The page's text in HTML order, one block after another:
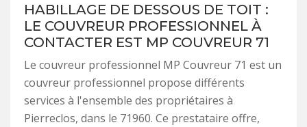
HABILLAGE DE DESSOUS DE TOIT :
LE COUVREUR PROFESSIONNEL À
CONTACTER EST MP COUVREUR 71
Le couvreur professionnel MP Couvreur 71 est un
couvreur professionnel propose différents
services à l'ensemble des propriétaires à
Pierreclos, dans le 71960. Ce prestataire offre,